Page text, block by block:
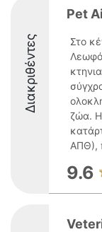
Διακριθέντες
Pet
Στο
ζώα. Η
ΑΠΘ),
9.6